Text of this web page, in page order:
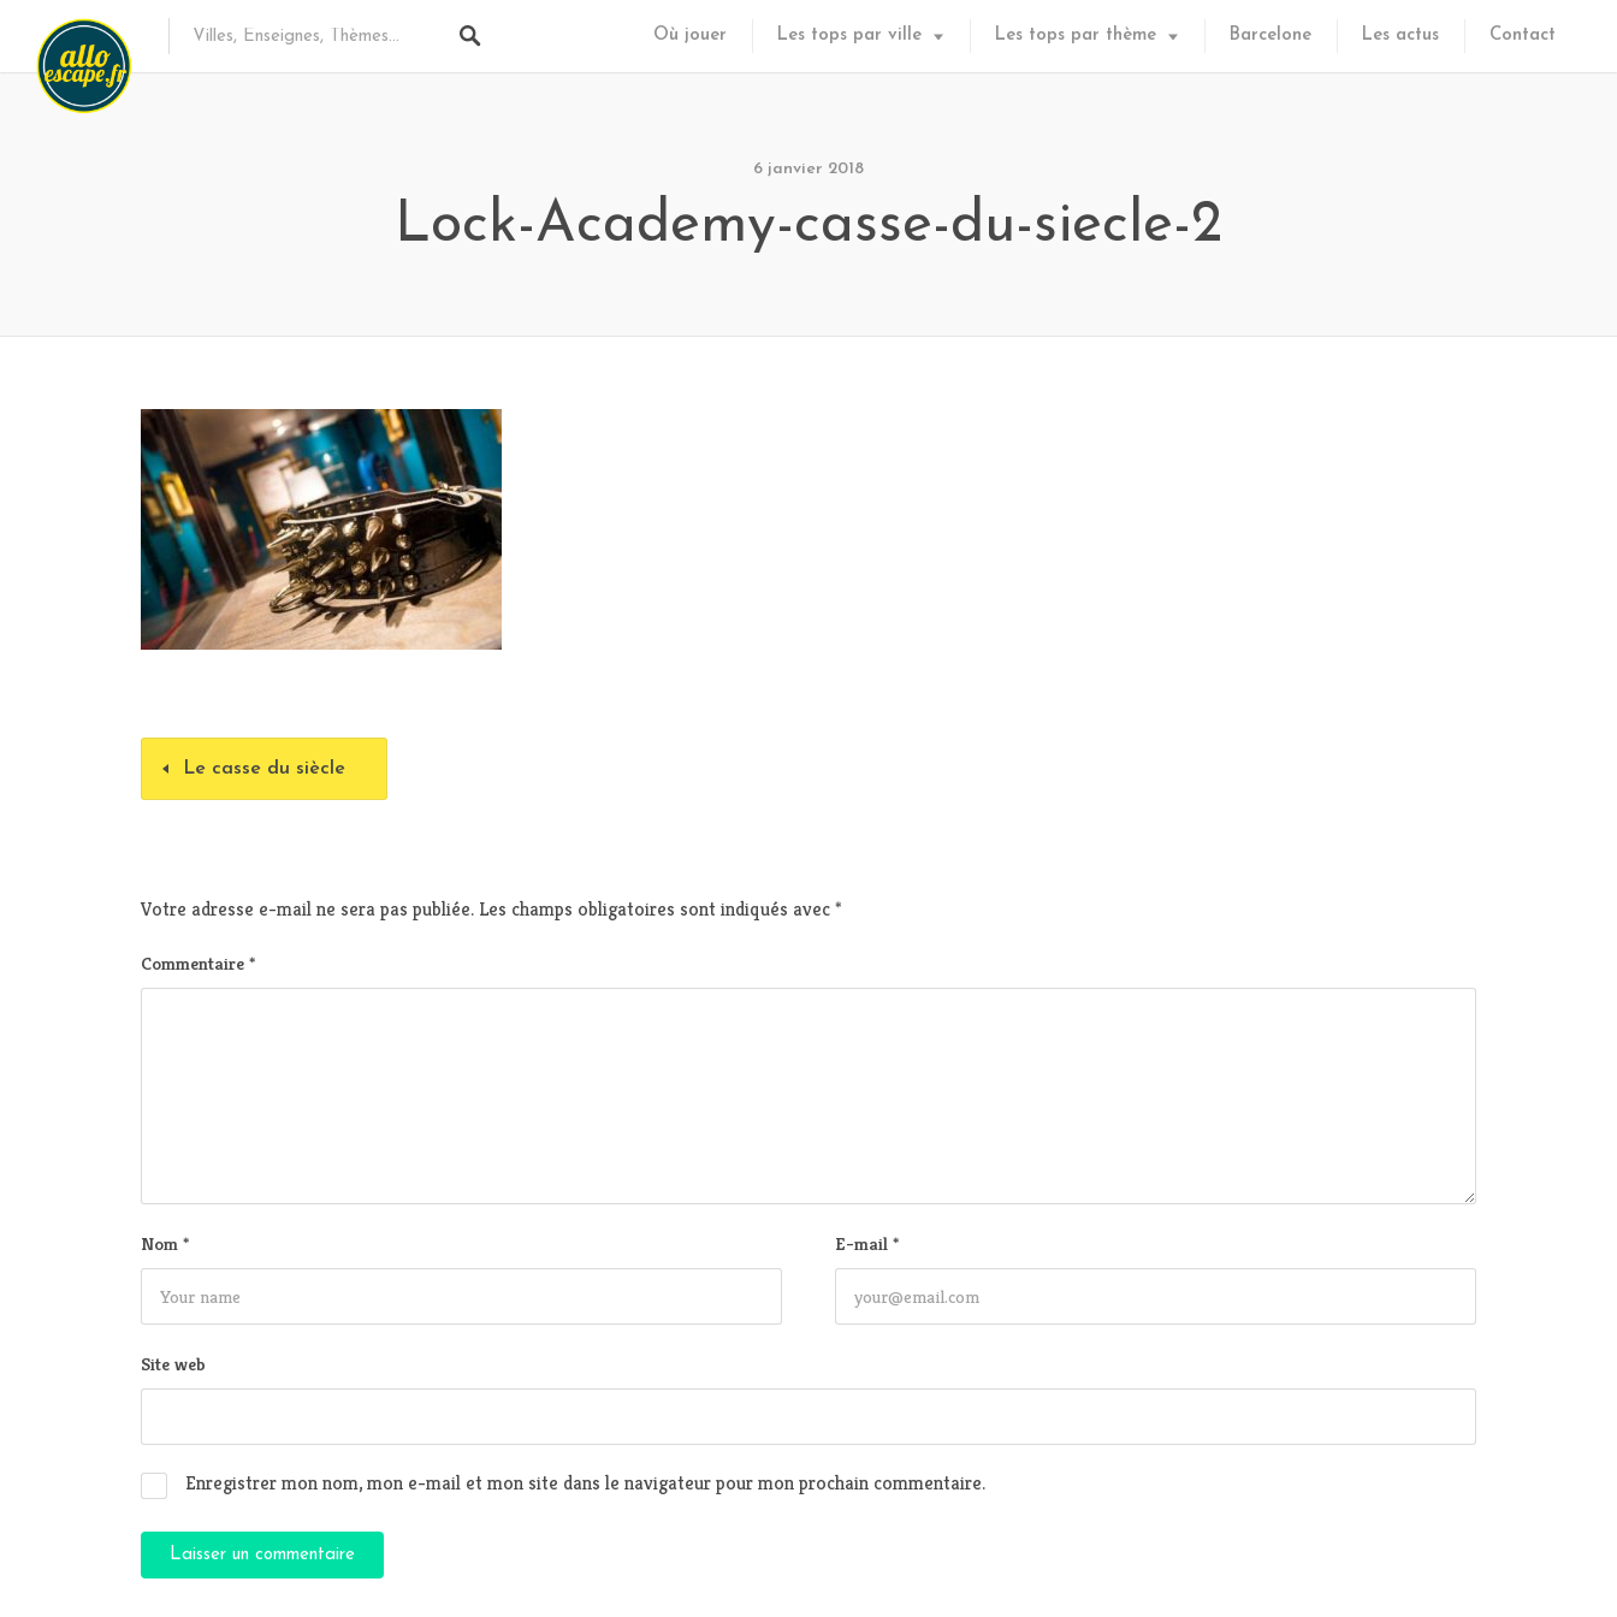
Où jouer Les tops par ville Les tops par thème Barcelone Les actus Contact
6 janvier 2018
Lock-Academy-casse-du-siecle-2
Le casse du siècle
Votre adresse e-mail ne sera pas publiée. Les champs obligatoires sont indiqués avec*
Commentaire *
Nom * E-mail*
Site web
Enregistrer mon nom, mon e-mail et mon site dans le navigateur pour mon prochain commentaire.